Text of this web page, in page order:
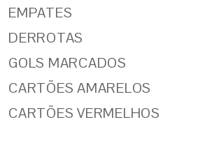
EMPATES
DERROTAS
GOLS MARCADOS
CARTÕES AMARELOS
CARTÕES VERMELHOS